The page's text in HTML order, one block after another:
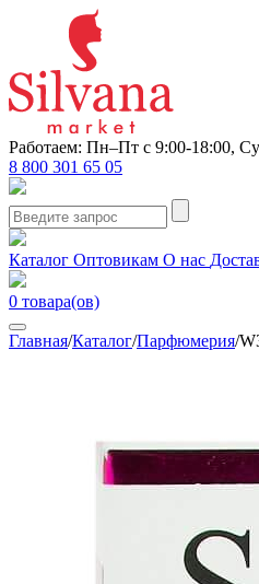
Работаем: Пн–Пт с 9:00-18:00,
8 800 301 65 05
Каталог Оптовикам О нас
0 товара(ов)
Главная/Каталог/Парфюмерия/